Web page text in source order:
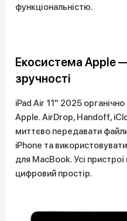
функціональністю.
Екосистема Apple
зручності
iPad Air 11" 2025
Apple. AirDrop, Handoff,
миттєво передавати
iPhone та
для MacBook. Усі
цифровий простір.